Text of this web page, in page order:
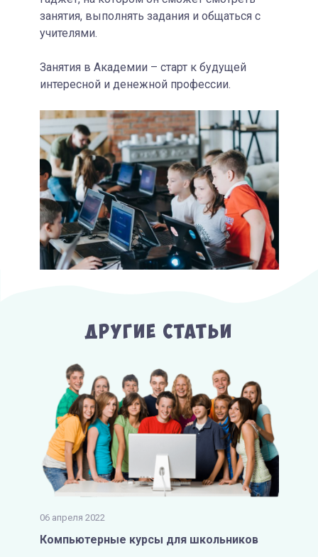
занятия, выполнять задания и общаться с
учителями.
Занятия в Академии – старт к будущей
интересной и денежной профессии.
Другие Статьи
06 апреля 2022
Компьютерные курсы для школьников